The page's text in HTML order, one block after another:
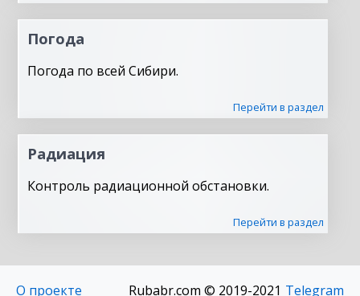
Погода
Погода по всей Сибири.
Перейти в раздел
Радиация
Контроль радиационной обстановки.
Перейти в раздел
О проекте Rubabr.com © 2019-2021 Telegram